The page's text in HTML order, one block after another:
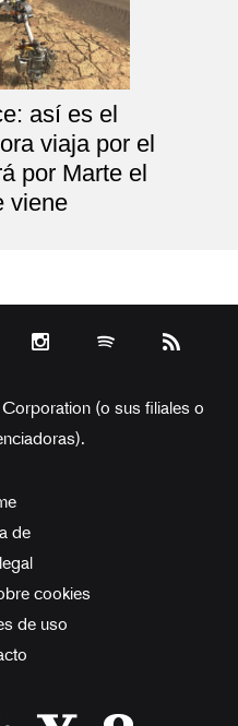
así es el
viaja por el
por Marte el
viene
(o sus filiales o
de
cookies
de uso